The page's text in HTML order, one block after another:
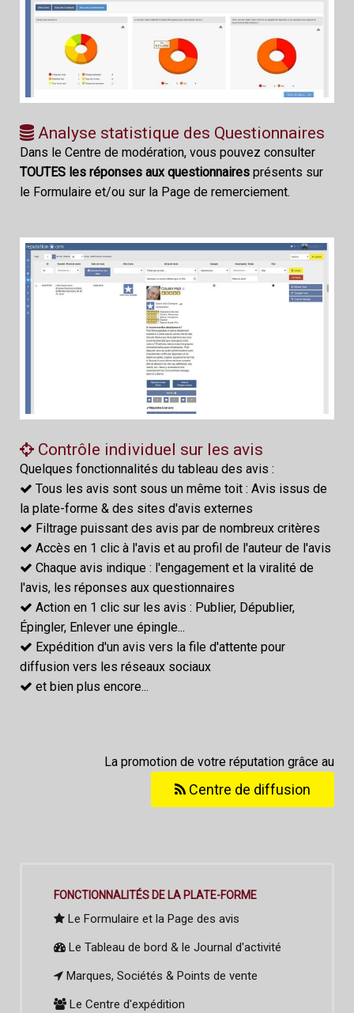
Analyse statistique des Questionnaires
Dans le Centre de modération, vous pouvez consulter
TOUTES les réponses aux questionnaires présents sur
le Formulaire et/ou sur la Page de remerciement.
Contrôle individuel sur les avis
Quelques fonctionnalités du tableau des avis :
Tous les avis sont sous un même toit : Avis issus de
la plate-forme & des sites d'avis externes
Filtrage puissant des avis par de nombreux critères
Accès en 1 clic à l'avis et au profil de l'auteur de l'avis
Chaque avis indique : l'engagement et la viralité de
l'avis, les réponses aux questionnaires
Action en 1 clic sur les avis : Publier, Dépublier,
Épingler, Enlever une épingle...
Expédition d'un avis vers la file d'attente pour
diffusion vers les réseaux sociaux
et bien plus encore...
La promotion de votre réputation grâce au
Centre de diffusion
FONCTIONNALITÉS DE LA PLATE-FORME
Le Formulaire et la Page des avis
Le Tableau de bord & le Journal d'activité
Marques, Sociétés & Points de vente
Le Centre d'expédition